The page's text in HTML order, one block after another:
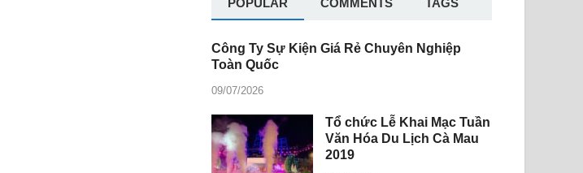
Công Ty Sự Kiện Giá Rẻ Chuyên Nghiệp
Toàn Quốc
09/07/2026
Tổ chức Lễ Khai Mạc Tuần
Văn Hóa Du Lịch Cà Mau
2019